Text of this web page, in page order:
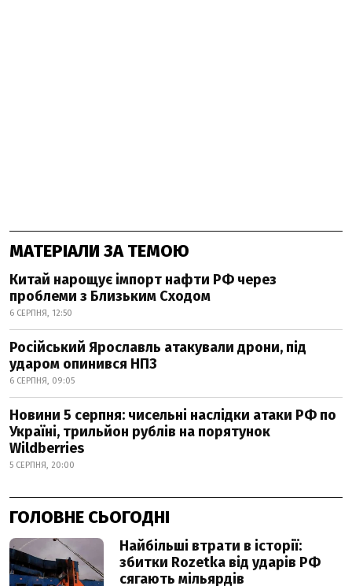
МАТЕРІАЛИ ЗА ТЕМОЮ
Китай нарощує імпорт нафти РФ через
проблеми з Близьким Сходом
6 СЕРПНЯ, 12:50
Російський Ярославль атакували дрони, під
ударом опинився НПЗ
6 СЕРПНЯ, 09:05
Новини 5 серпня: чисельні наслідки атаки РФ по
Україні, трильйон рублів на порятунок
Wildberries
5 СЕРПНЯ, 20:00
ГОЛОВНЕ СЬОГОДНІ
Найбільші втрати в історії:
збитки Rozetka від ударів РФ
сягають мільярдів